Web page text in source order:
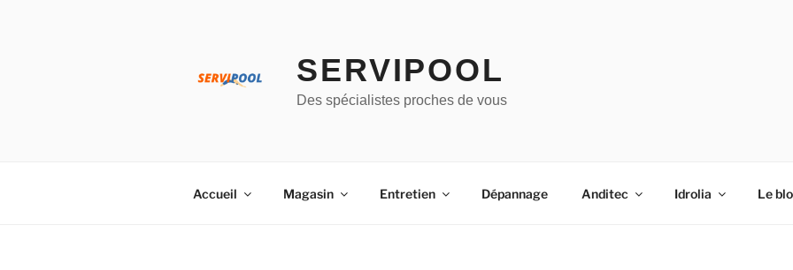
SERVIPOOL
Des spécialistes proches de vous
Accueil Magasin Entretien Dépannage Anditec Idrolia Le